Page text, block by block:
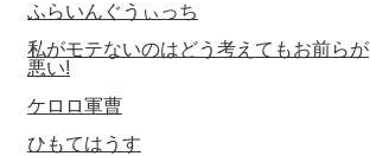
ふらいんぐうぃっち
私がモテないのはどう考えてもお前らが
悪い!
ケロロ軍曹
ひもてはうす